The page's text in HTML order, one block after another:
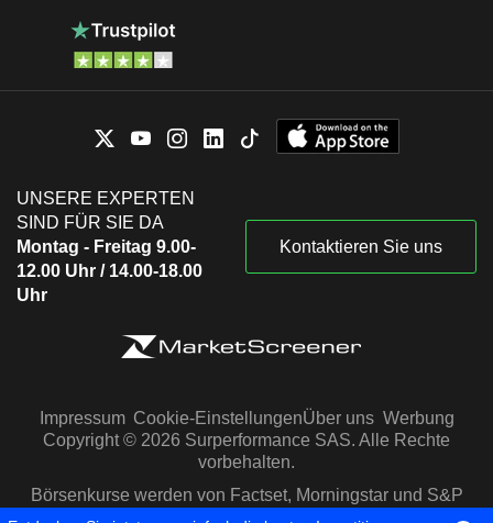
UNSERE EXPERTEN
SIND FÜR SIE DA
Montag - Freitag 9.00-
12.00 Uhr / 14.00-18.00
Uhr
Kontaktieren Sie uns
Impressum Cookie-EinstellungenÜber uns Werbung
Copyright © 2026 Surperformance SAS. Alle Rechte
vorbehalten.
Börsenkurse werden von Factset, Morningstar und S&P
Capital IQ zur Verfügung gestellt